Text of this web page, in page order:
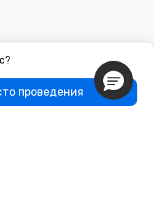
проведения